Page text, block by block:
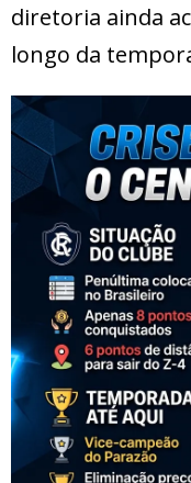
diretoria ainda
longo da